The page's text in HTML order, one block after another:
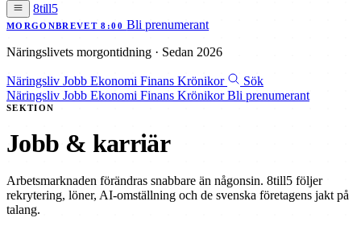
8till5
MORGONBREVET 8:00 Bli prenumerant
Näringslivets morgontidning · Sedan 2026
Näringsliv Jobb Ekonomi Finans Krönikor
Sök
Näringsliv Jobb Ekonomi Finans KrönikorBli prenumerant
SEKTION
Jobb & karriär
Arbetsmarknaden förändras snabbare än någonsin. 8till5 följer
rekrytering, löner, AI-omställning och de svenska företagens jakt på
talang.